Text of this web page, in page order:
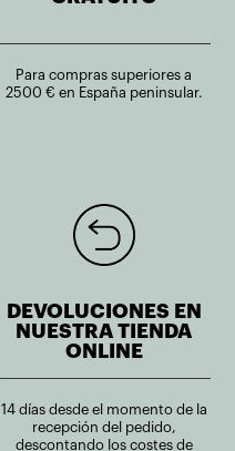
Para compras superiores a
2500 € en España peninsular.
DEVOLUCIONES EN
NUESTRA TIENDA
ONLINE
14 días desde el momento de la
recepción del pedido,
descontando los costes de